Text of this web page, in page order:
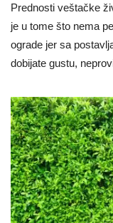
Prednosti veštačke
je u tome što nema
ograde jer sa
dobijate gustu,